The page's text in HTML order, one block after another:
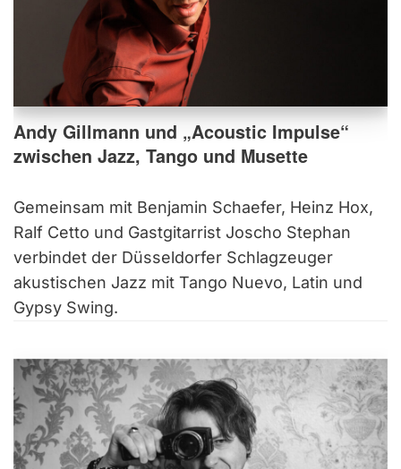
Andy Gillmann und „Acoustic Impulse“
zwischen Jazz, Tango und Musette
Gemeinsam mit Benjamin Schaefer, Heinz Hox,
Ralf Cetto und Gastgitarrist Joscho Stephan
verbindet der Düsseldorfer Schlagzeuger
akustischen Jazz mit Tango Nuevo, Latin und
Gypsy Swing.